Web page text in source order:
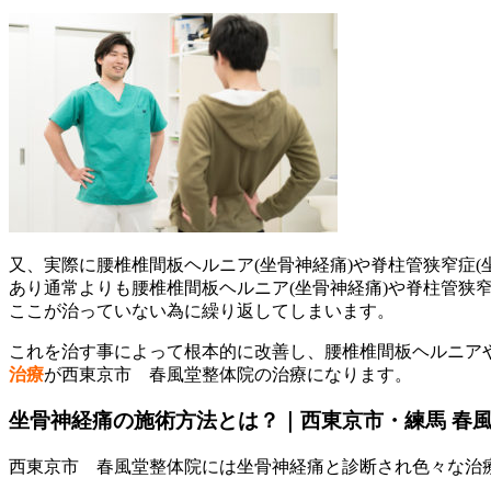
又、実際に腰椎椎間板ヘルニア(坐骨神経痛)や脊柱管狭窄
あり通常よりも腰椎椎間板ヘルニア(坐骨神経痛)や脊柱管狭
ここが治っていない為に繰り返してしまいます。
これを治す事によって根本的に改善し、腰椎椎間板ヘルニ
治療が西東京市 春風堂整体院の治療になります。
坐骨神経痛の施術方法とは？｜西東京市・練馬 春
西東京市 春風堂整体院には坐骨神経痛と診断され色々な治